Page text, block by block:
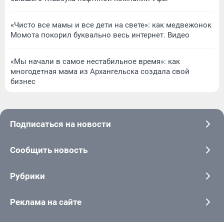
«Чисто все мамы и все дети на свете»: как медвежонок
Момота покорил буквально весь интернет. Видео
«Мы начали в самое нестабильное время»: как
многодетная мама из Архангельска создала свой
бизнес
Подписаться на новости
Сообщить новость
Рубрики
Реклама на сайте